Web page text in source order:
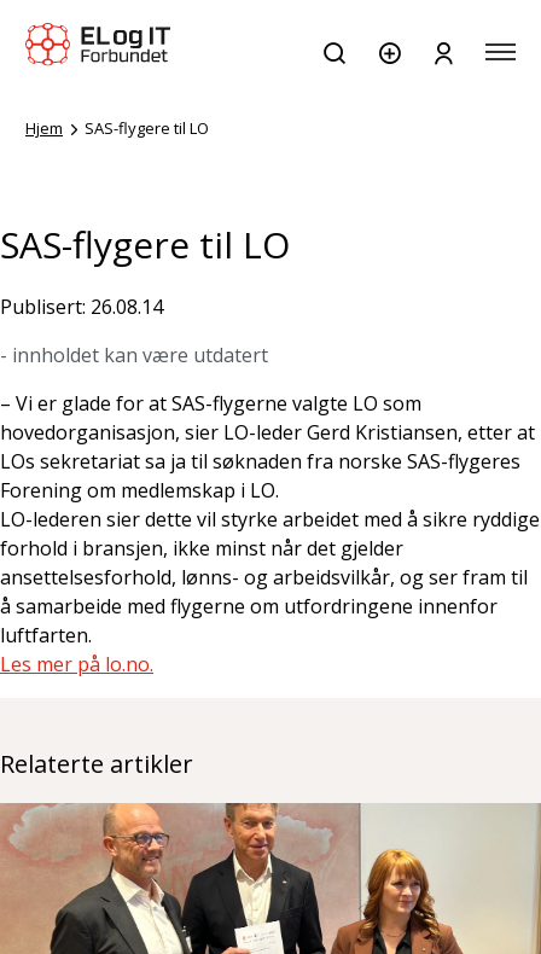
Hjem SAS-flygere til LO
SAS-flygere til LO
Publisert: 26.08.14
- innholdet kan være utdatert
– Vi er glade for at SAS-flygerne valgte LO som
hovedorganisasjon, sier LO-leder Gerd Kristiansen, etter at
LOs sekretariat sa ja til søknaden fra norske SAS-flygeres
Forening om medlemskap i LO.
LO-lederen sier dette vil styrke arbeidet med å sikre ryddige
forhold i bransjen, ikke minst når det gjelder
ansettelsesforhold, lønns- og arbeidsvilkår, og ser fram til
å samarbeide med flygerne om utfordringene innenfor
luftfarten.
Les mer på lo.no.
Relaterte artikler